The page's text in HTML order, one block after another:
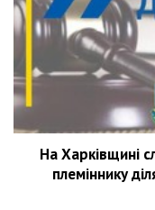
На Харківщині
племіннику